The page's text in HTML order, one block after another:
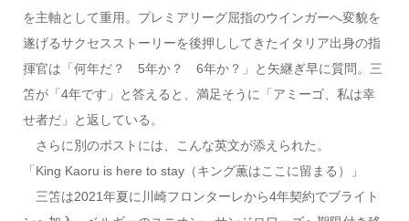
を主軸として重用。プレミアリーグ屈指のウインガーへ変貌を
遂げるサクセスストーリーを後押ししてきたイタリア出身の指
揮官は「何年だ？ 5年か？ 6年か？」と矢継ぎ早に質問。三
笘が「4年です」と答えると、満足そうに「アミーゴ、私は幸
せ者だ」と返している。
さらに別のポストには、こんな英文が添えられた。
「King Kaoru is here to stay（キング薫はここに留まる）」
三笘は2021年夏に川崎フロンターレから4年契約でブライト